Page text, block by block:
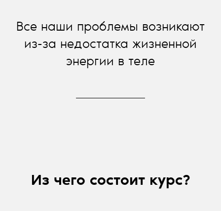
Все наши проблемы возникают
из-за недостатка жизненной
энергии в теле
Из чего состоит курс?